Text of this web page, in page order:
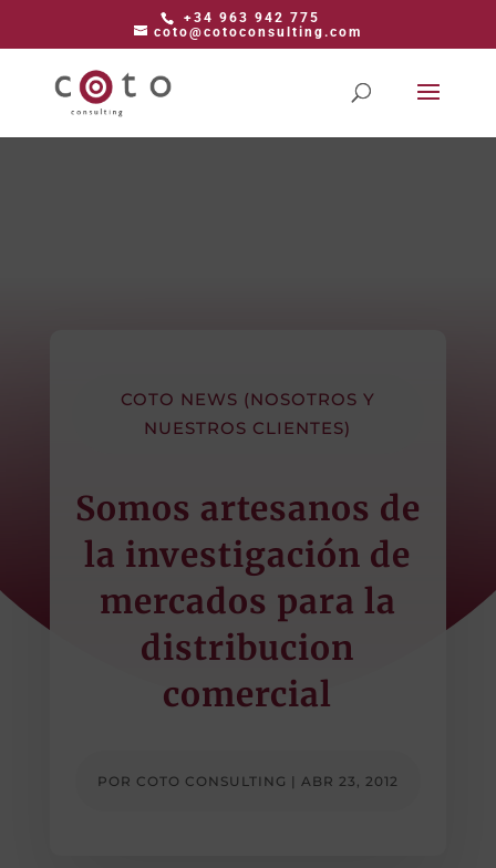
+34 963 942 775
coto@cotoconsulting.com
COTO NEWS (NOSOTROS Y
NUESTROS CLIENTES)
Somos artesanos de
la investigación de
mercados para la
distribucion
comercial
POR COTO CONSULTING | ABR 23, 2012